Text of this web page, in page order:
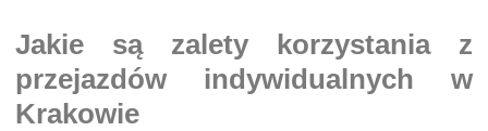
Jakie są zalety korzystania z
przejazdów indywidualnych w
Krakowie